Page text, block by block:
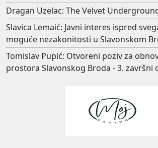
Dragan Uzelac: The Velvet Underground
Slavica Lemaić: Javni interes ispred
moguće nezakonitosti u Slavonskom
Tomislav Pupić: Otvoreni poziv za
prostora Slavonskog Broda - 3. završni